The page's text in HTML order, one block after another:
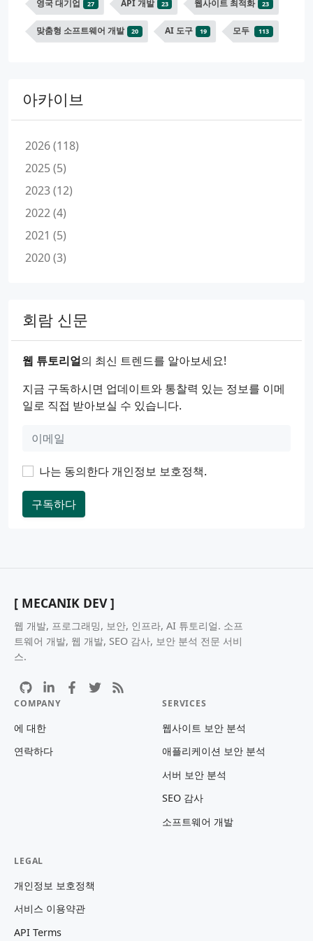
영국 대기업 27 API 개발 23 웹사이트 최적화 23
맞춤형 소프트웨어 개발 20 AI 도구 19 모두 113
아카이브
2026 (118)
2025 (5)
2023 (12)
2022 (4)
2021 (5)
2020 (3)
회람 신문
웹 튜토리얼의 최신 트렌드를 알아보세요!
지금 구독하시면 업데이트와 통찰력 있는 정보를 이메
일로 직접 받아보실 수 있습니다.
나는 동의한다 개인정보 보호정책.
구독하다
[ MECANIK DEV ]
웹 개발, 프로그래밍, 보안, 인프라, AI 튜토리얼. 소프
트웨어 개발, 웹 개발, SEO 감사, 보안 분석 전문 서비
스.
COMPANY
에 대한
연락하다
SERVICES
웹사이트 보안 분석
애플리케이션 보안 분석
서버 보안 분석
SEO 감사
소프트웨어 개발
LEGAL
개인정보 보호정책
서비스 이용약관
API Terms